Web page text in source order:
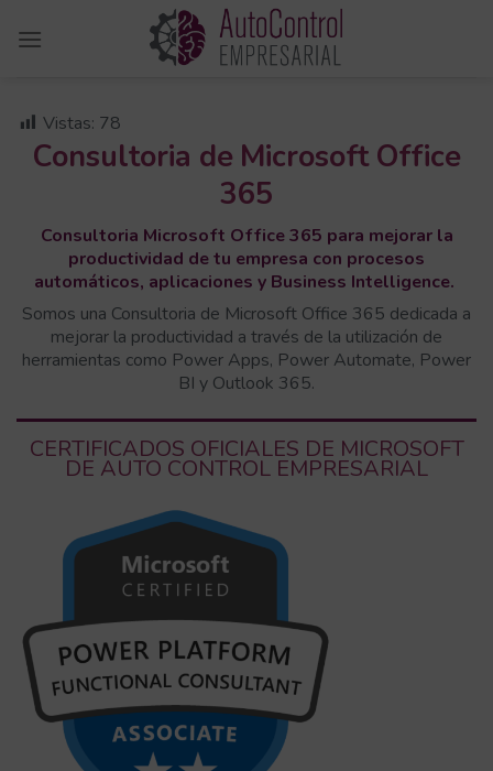
Vistas: 78
Consultoria de Microsoft Office
365
Consultoria Microsoft Office 365 para mejorar la
productividad de tu empresa con procesos
automáticos, aplicaciones y Business Intelligence.
Somos una Consultoria de Microsoft Office 365 dedicada a
mejorar la productividad a través de la utilización de
herramientas como Power Apps, Power Automate, Power
BI y Outlook 365.
CERTIFICADOS OFICIALES DE MICROSOFT
DE AUTO CONTROL EMPRESARIAL